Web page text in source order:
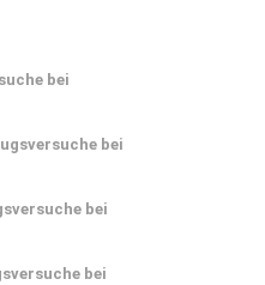
bei
bei
bei
bei